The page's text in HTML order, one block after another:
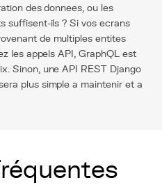
des donnees, ou les
suffisent-ils ? Si vos ecrans
de multiples entites
les appels API, GraphQL est
Sinon, une API REST Django
plus simple a maintenir et a